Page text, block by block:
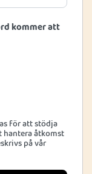
kommer att
för att stödja
hantera åtkomst
på vår